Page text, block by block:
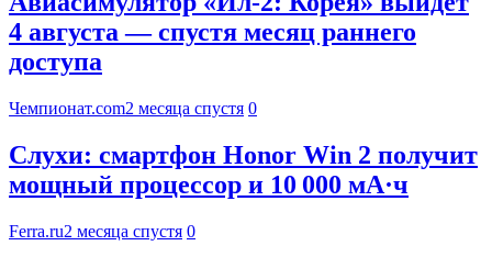
4 августа — спустя месяц раннего
доступа
Чемпионат.com2 месяца спустя 0
Слухи: смартфон Honor Win 2 получит
мощный процессор и 10 000 мА·ч
Ferra.ru2 месяца спустя 0